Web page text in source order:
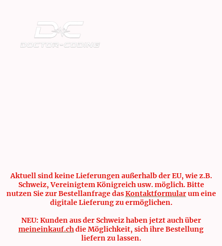
Aktuell sind keine Lieferungen außerhalb der EU, wie z.B.
Schweiz, Vereinigtem Königreich usw. möglich. Bitte
nutzen Sie zur Bestellanfrage dasKontaktformularum eine
digitale Lieferung zu ermöglichen.
NEU: Kunden aus der Schweiz haben jetzt auch über
meineinkauf.chdie Möglichkeit, sich ihre Bestellung
liefern zu lassen.